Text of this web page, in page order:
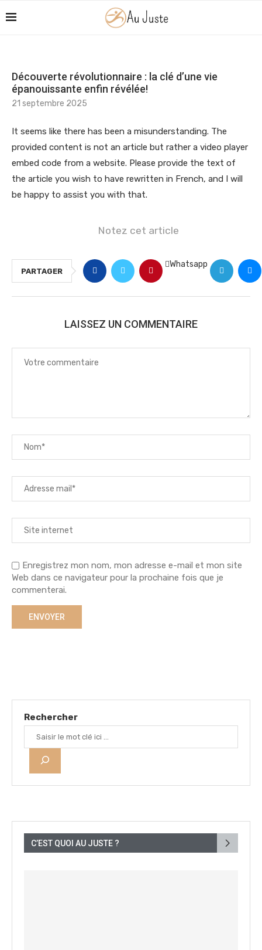
Découverte révolutionnaire : la clé d’une vie
épanouissante enfin révélée!
21 septembre 2025
It seems like there has been a misunderstanding. The
provided content is not an article but rather a video player
embed code from a website. Please provide the text of
the article you wish to have rewritten in French, and I will
be happy to assist you with that.
Notez cet article
PARTAGER
Whatsapp
LAISSEZ UN COMMENTAIRE
Enregistrez mon nom, mon adresse e-mail et mon site
Web dans ce navigateur pour la prochaine fois que je
commenterai.
Rechercher
C’EST QUOI AU JUSTE ?